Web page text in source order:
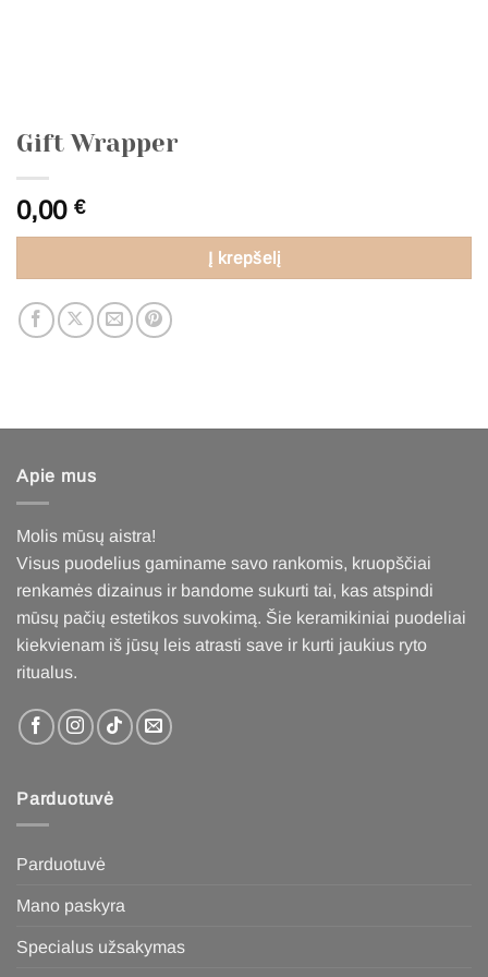
Gift Wrapper
0,00 €
Į krepšelį
Apie mus
Molis mūsų aistra!
Visus puodelius gaminame savo rankomis, kruopščiai
renkamės dizainus ir bandome sukurti tai, kas atspindi
mūsų pačių estetikos suvokimą. Šie keramikiniai puodeliai
kiekvienam iš jūsų leis atrasti save ir kurti jaukius ryto
ritualus.
Parduotuvė
Parduotuvė
Mano paskyra
Specialus užsakymas